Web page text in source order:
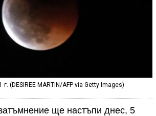
(DESIREE MARTIN/AFP via Getty Images)
ще настъпи днес, 5